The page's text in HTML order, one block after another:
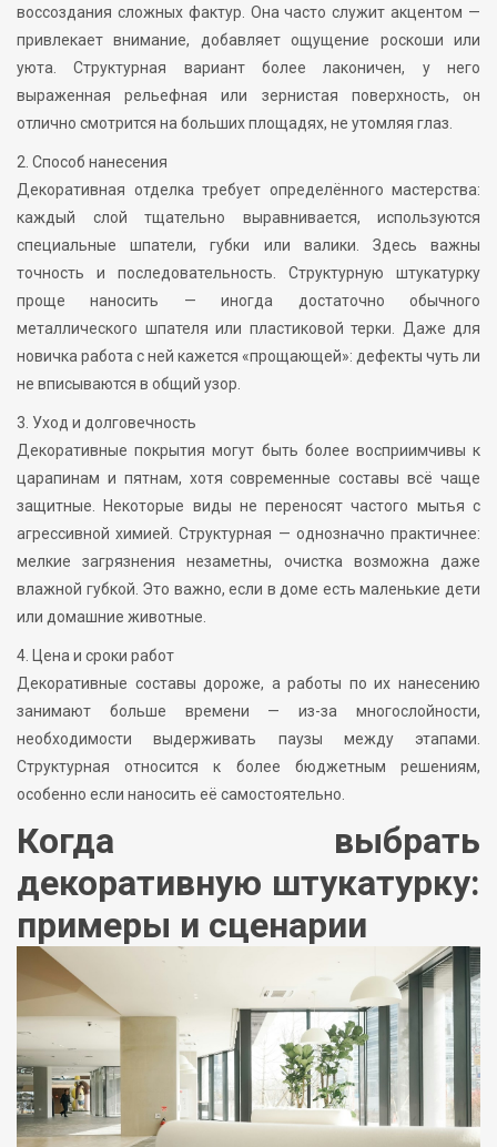
воссоздания сложных фактур. Она часто служит акцентом —
привлекает внимание, добавляет ощущение роскоши или
уюта. Структурная вариант более лаконичен, у него
выраженная рельефная или зернистая поверхность, он
отлично смотрится на больших площадях, не утомляя глаз.
2. Способ нанесения
Декоративная отделка требует определённого мастерства:
каждый слой тщательно выравнивается, используются
специальные шпатели, губки или валики. Здесь важны
точность и последовательность. Структурную штукатурку
проще наносить — иногда достаточно обычного
металлического шпателя или пластиковой терки. Даже для
новичка работа с ней кажется «прощающей»: дефекты чуть ли
не вписываются в общий узор.
3. Уход и долговечность
Декоративные покрытия могут быть более восприимчивы к
царапинам и пятнам, хотя современные составы всё чаще
защитные. Некоторые виды не переносят частого мытья с
агрессивной химией. Структурная — однозначно практичнее:
мелкие загрязнения незаметны, очистка возможна даже
влажной губкой. Это важно, если в доме есть маленькие дети
или домашние животные.
4. Цена и сроки работ
Декоративные составы дороже, а работы по их нанесению
занимают больше времени — из-за многослойности,
необходимости выдерживать паузы между этапами.
Структурная относится к более бюджетным решениям,
особенно если наносить её самостоятельно.
Когда выбрать
декоративную штукатурку:
примеры и сценарии